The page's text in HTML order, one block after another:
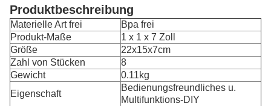
Produktbeschreibung
Materielle Art frei
Bpa frei
Produkt-Maße
1 x 1 x 7 Zoll
Größe
22x15x7cm
Zahl von Stücken
8
Gewicht
0.11kg
Eigenschaft
Bedienungsfreundliches u.
Multifunktions-DIY